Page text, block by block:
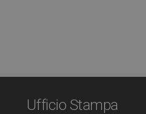
Ufficio Stampa